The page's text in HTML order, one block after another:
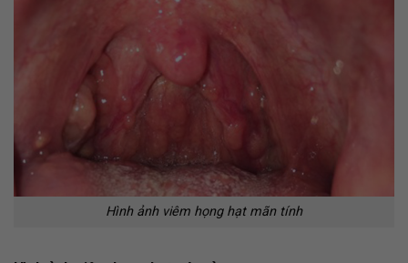
Hình ảnh viêm họng hạt mãn tính